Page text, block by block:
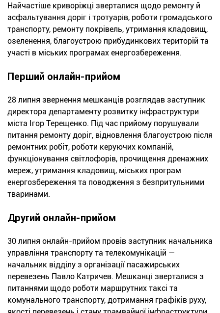
Найчастіше криворіжці зверталися щодо ремонту й
асфальтування доріг і тротуарів, роботи громадського
транспорту, ремонту покрівель, утримання кладовищ,
озеленення, благоустрою прибудинкових територій та
участі в міських програмах енергозбереження.
Перший онлайн-прийом
28 липня звернення мешканців розглядав заступник
директора департаменту розвитку інфраструктури
міста Ігор Терещенко. Під час прийому порушували
питання ремонту доріг, відновлення благоустрою після
ремонтних робіт, роботи керуючих компаній,
функціонування світлофорів, прочищення дренажних
мереж, утримання кладовищ, міських програм
енергозбереження та поводження з безпритульними
тваринами.
Другий онлайн-прийом
30 липня онлайн-прийом провів заступник начальника
управління транспорту та телекомунікацій —
начальник відділу з організації пасажирських
перевезень Павло Катричев. Мешканці зверталися з
питаннями щодо роботи маршрутних таксі та
комунального транспорту, дотримання графіків руху,